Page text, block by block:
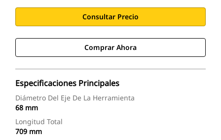
Consultar Precio
Comprar Ahora
Especificaciones Principales
Diámetro Del Eje De La Herramienta
68 mm
Longitud Total
709 mm